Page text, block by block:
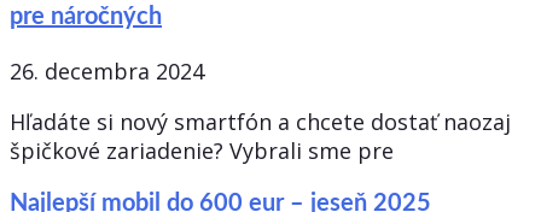
pre náročných
26. decembra 2024
Hľadáte si nový smartfón a chcete dostať naozaj
špičkové zariadenie? Vybrali sme pre
Najlepší mobil do 600 eur – jeseň 2025